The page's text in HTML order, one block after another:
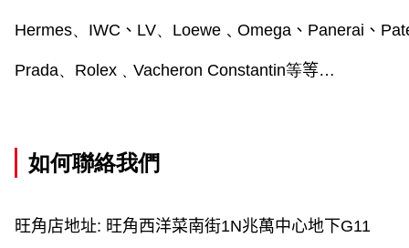
Hermes、 IWC 、 LV、 Loewe﹑Omega、 Panerai 、
Prada、 Rolex﹑ Vacheron Constantin等等…
如何聯絡我們
旺角店地址: 旺角西洋菜南街1N兆萬中心地下G11